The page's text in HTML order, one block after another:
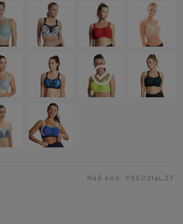
Náš kód: PS5021aLZT